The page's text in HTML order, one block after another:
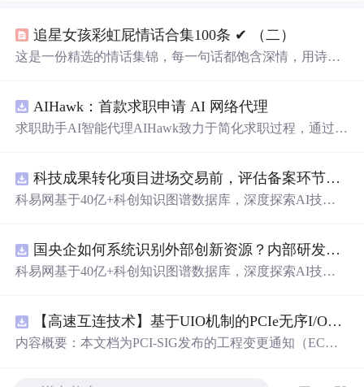
追星女孩彩虹屁情话合集100条 ✔︎ （二）
这是一份精选的情话集锦，每一句话都饱含深情，用诗意
的思念与热爱。
AIHawk：首款求职申请 AI 网络代理
求职助手AI智能代理AIHawk致力于简化求职过程，通过自
科技成果转化项目进场交易前，评估备案环节需要准备哪些材料？.docx
科易网基于40亿+科创知识图谱数据库，深度探索AI技术
新领域的AI+数智化解决方案，推动科技创新与产业创新
智能化发展。
国央企如何系统识别外部创新资源？内部研发体系完善，但对外部高校、中小科技企业技术能力缺乏动态认知。.docx
科易网基于40亿+科创知识图谱数据库，深度探索AI技术
新领域的AI+数智化解决方案，推动科技创新与产业创新
智能化发展。
【高速互连技术】基于UIO机制的PCIe无序I/O扩展：多路径架构下内存请求的高性能传输与排序控制方案设计
内容概要：本文档为PCI-SIG发布的工程变更通知（EC